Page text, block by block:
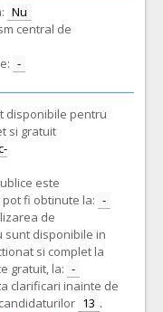
Nu
central de
-
disponibile pentru
si gratuit
este
fi obtinute la: -
de
sunt disponibile in
si complet la
gratuit, la: -
clarificari inainte de
13 .